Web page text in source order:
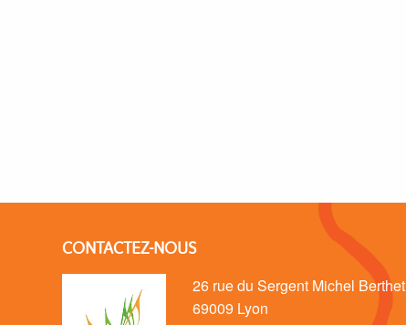
CONTACTEZ-NOUS
26 rue du Sergent Michel Berthet
69009 Lyon